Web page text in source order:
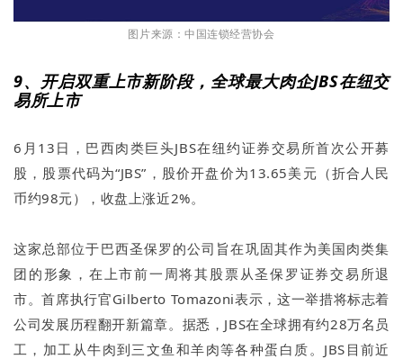
图片来源：中国连锁经营协会
9、开启双重上市新阶段，全球最大肉企JBS在纽交
易所上市
6月13日，巴西肉类巨头JBS在纽约证券交易所首次公开募
股，股票代码为“JBS”，股价开盘价为13.65美元（折合人民
币约98元），收盘上涨近2%。
这家总部位于巴西圣保罗的公司旨在巩固其作为美国肉类集
团的形象，在上市前一周将其股票从圣保罗证券交易所退
市。首席执行官Gilberto Tomazoni表示，这一举措将标志着
公司发展历程翻开新篇章。据悉，JBS在全球拥有约28万名员
工，加工从牛肉到三文鱼和羊肉等各种蛋白质。JBS目前近